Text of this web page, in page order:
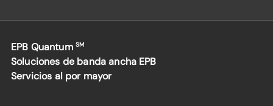
EPB Quantum SM
Soluciones de banda ancha EPB
Servicios al por mayor